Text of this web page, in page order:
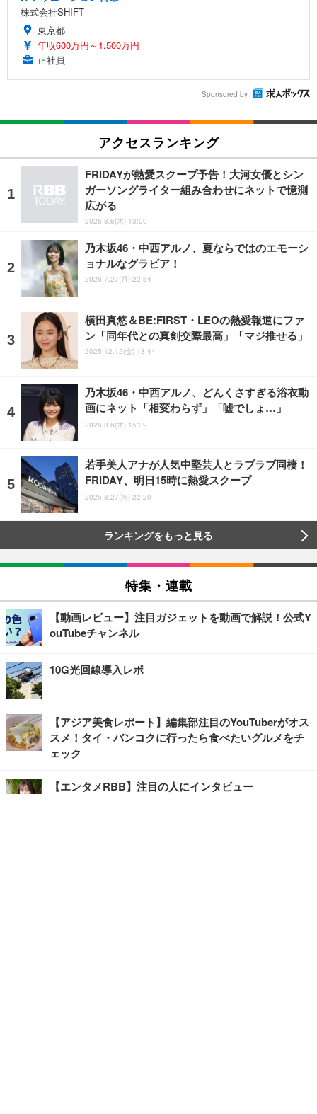
株式会社SHIFT
東京都
年収600万円～1,500万円
正社員
Sponsored by
アクセスランキング
FRIDAYが熱愛スクープ予告！大河女優とシン
ガーソングライター組み合わせにネットで憶測
広がる
2026.8.6(木) 13:00
乃木坂46・中西アルノ、夏ならではのエモーシ
ョナルなグラビア！
2026.7.27(月) 22:54
横田真悠＆BE:FIRST・LEOの熱愛報道にファ
ン「同年代との真剣交際最高」「マジ推せる」
2025.12.12(金) 18:44
乃木坂46・中西アルノ、どんくさすぎる浴衣動
画にネット「相変わらず」「嘘でしょ…」
2026.8.6(木) 15:09
若手美人アナが人気中堅芸人とラブラブ同棲！
FRIDAY、明日15時に熱愛スクープ
2025.8.27(水) 22:20
ランキングをもっと見る
特集・連載
【動画レビュー】注目ガジェットを動画で解説！公式Y
ouTubeチャンネル
10G光回線導入レポ
【アジア美食レポート】編集部注目のYouTuberがオス
スメ！タイ・バンコクに行ったら食べたいグルメをチ
ェック
【エンタメRBB】注目の人にインタビュー